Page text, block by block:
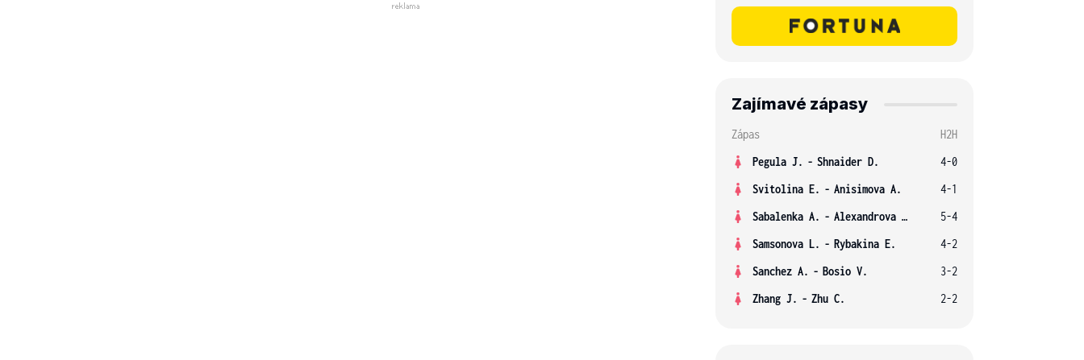
Zajímavé zápasy
Zápas
H2H
Pegula J. - Shnaider D.
4-0
Svitolina E. - Anisimova A.
4-1
Sabalenka A. - Alexandrova E.
5-4
Samsonova L. - Rybakina E.
4-2
Sanchez A. - Bosio V.
3-2
Zhang J. - Zhu C. 2-2